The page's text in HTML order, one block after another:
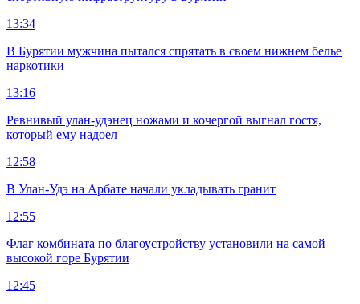
13:34
В Бурятии мужчина пытался спрятать в своем нижнем белье
наркотики
13:16
Ревнивый улан-удэнец ножами и кочергой выгнал гостя,
который ему надоел
12:58
В Улан-Удэ на Арбате начали укладывать гранит
12:55
Флаг комбината по благоустройству установили на самой
высокой горе Бурятии
12:45